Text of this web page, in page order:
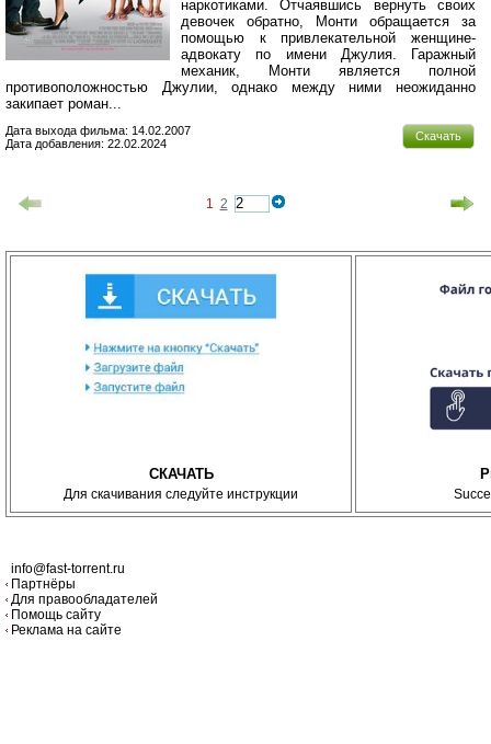
наркотиками. Отчаявшись вернуть своих
девочек обратно, Монти обращается за
помощью к привлекательной женщине-
адвокату по имени Джулия. Гаражный
механик, Монти является полной
противоположностью Джулии, однако между ними неожиданно
закипает роман...
Скачать
Дата выхода фильма: 14.02.2007
Дата добавления: 22.02.2024
1 2
СКАЧАТЬ
Для скачивания следуйте инструкции
info@fast-torrent.ru
Партнёры
Для правообладателей
Помощь сайту
Реклама на сайте